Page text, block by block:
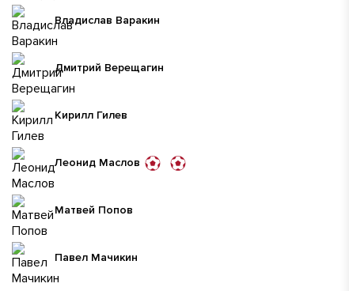
Владислав Варакин
Дмитрий Верещагин
Кирилл Гилев
Леонид Маслов
Матвей Попов
Павел Мачикин